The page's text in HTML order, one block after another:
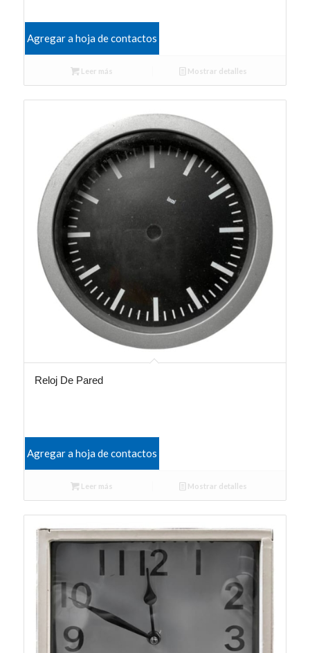
Agregar a hoja de contactos
Leer más Mostrar detalles
Reloj De Pared
Agregar a hoja de contactos
Leer más Mostrar detalles